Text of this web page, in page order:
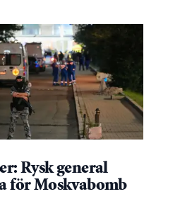
Rysk general
för Moskvabomb